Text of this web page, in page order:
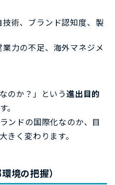
技術、ブランド認知度、製
業力の不足、海外マネジメ
のか？」という進出目的
。
ンドの国際化なのか、目
きく変わります。
境の把握）